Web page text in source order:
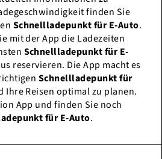
finden Sie
Schnellladepunkt für E-Auto.
mit der App die Ladezeiten
Schnellladepunkt für E-
reservieren. Die App macht es
Schnellladepunkt für
Ihre Reisen optimal zu planen.
App und finden Sie noch
für E-Auto.